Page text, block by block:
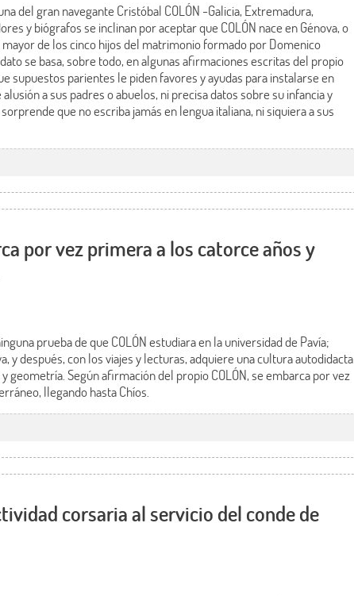
del gran navegante Cristóbal COLÓN -Galicia, Extremadura,
y biógrafos se inclinan por aceptar que COLÓN nace en Génova, o
de los cinco hijos del matrimonio formado por Domenico
se basa, sobre todo, en algunas afirmaciones escritas del propio
supuestos parientes le piden favores y ayudas para instalarse en
a sus padres o abuelos, ni precisa datos sobre su infancia y
que no escriba jamás en lengua italiana, ni siquiera a sus
por vez primera a los catorce años y
prueba de que COLÓN estudiara en la universidad de Pavía;
y después, con los viajes y lecturas, adquiere una cultura autodidacta
Según afirmación del propio COLÓN, se embarca por vez
llegando hasta Chíos.
corsaria al servicio del conde de